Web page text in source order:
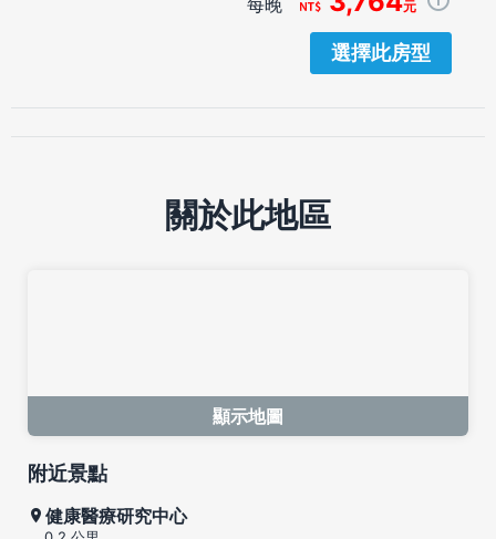
元
選擇此房型
關於此地區
顯示地圖
附近景點
健康醫療研究中心